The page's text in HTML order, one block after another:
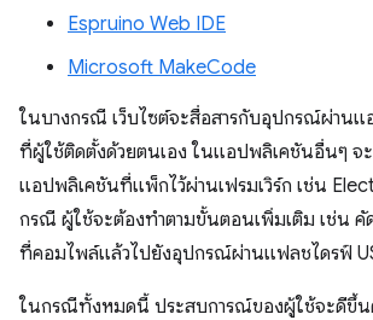
Espruino Web IDE
Microsoft MakeCode
ในบางกรณี เว็บไซต์จะสื่อสารกับอุปกรณ์ผ่าน
ที่ผู้ใช้ติดตั้งด้วยตนเอง ในแอปพลิเคชันอื่นๆ จะ
แอปพลิเคชันที่แพ็กไว้ผ่านเฟรมเวิร์ก เช่น
กรณี ผู้ใช้จะต้องทำตามขั้นตอนเพิ่มเติม เช่น
ที่คอมไพล์แล้วไปยังอุปกรณ์ผ่านแฟลชไดรฟ์
ในกรณีทั้งหมดนี้ ประสบการณ์ของผู้ใช้จะดีขึ้น